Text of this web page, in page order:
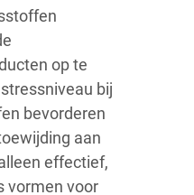
op te
bij
bevorderen
aan
effectief,
vormen voor